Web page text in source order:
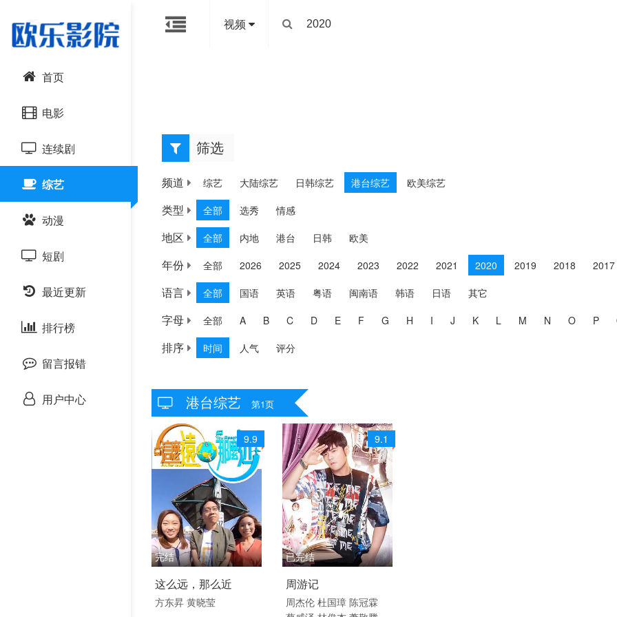
视频
首页
电影
动作片
喜剧片
爱情片
科幻片
恐怖片
剧情片
战争片
悬疑片
连续剧
国产剧
港台剧
日韩剧
欧美剧
泰国剧
综艺
动漫
国产动漫
日韩动漫
欧美动漫
短剧
最近更新
排行榜
留言报错
用户中心
筛选
频道 综艺 大陆综艺 日韩综艺 港台综艺 欧美综艺
类型 全部 选秀 情感
地区 全部 内地 港台 日韩 欧美
年份 全部 2026 2025 2024 2023 2022 2021 2020 2019 2018 2017
语言 全部 国语 英语 粤语 闽南语 韩语 日语 其它
字母 全部 A B C D E F G H I J K L M N O P
排序 时间 人气 评分
港台综艺 第1页
9.9
完结
2020 / 香港 /
港台综艺
这么远，那么近
方东昇 黄晓莹
9.1
已完结
2020 / 台湾 / 国语
港台综艺
周游记
周杰伦 杜国璋 陈冠霖